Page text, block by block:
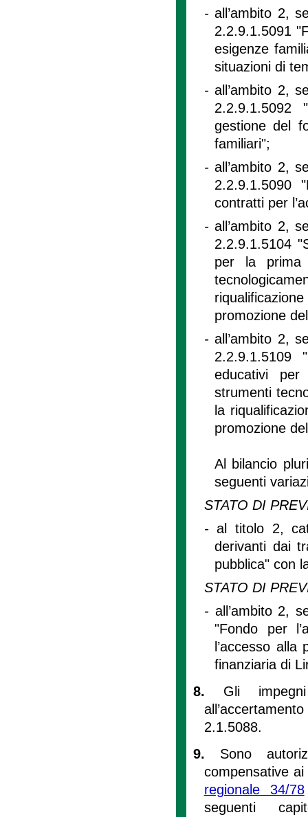
-all’ambito 2,
2.2.9.1.5091
esigenze
situazioni di
-all’ambito 2,
2.2.9.1.5092
gestione del
familiari";
-all’ambito 2,
2.2.9.1.5090
contratti per
-all’ambito 2,
2.2.9.1.5104
per la prima
promozione
-all’ambito 2,
2.2.9.1.5109
educativi
strumenti
la
promozione
Al bilancio
seguenti
STATO DI
-al titolo 2,
derivanti dai
pubblica" con
STATO DI
- all’ambito 2,
"Fondo per
l’accesso
finanziaria di
8. Gli
2.1.5088.
9. Sono
compensative ai
regionale 34/78
seguenti